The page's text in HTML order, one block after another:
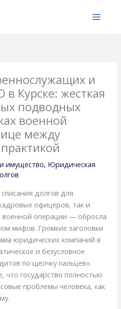
и
в Курске: жесткая
подводных
военной
между
имущество, Юридическая
долгов для
офицеров, так и
военной операции — обросла
мифов. Громкие заголовки
юридических компаний в
и безусловное
по щелчку пальцев».
что государство полностью
проблемы человека, как